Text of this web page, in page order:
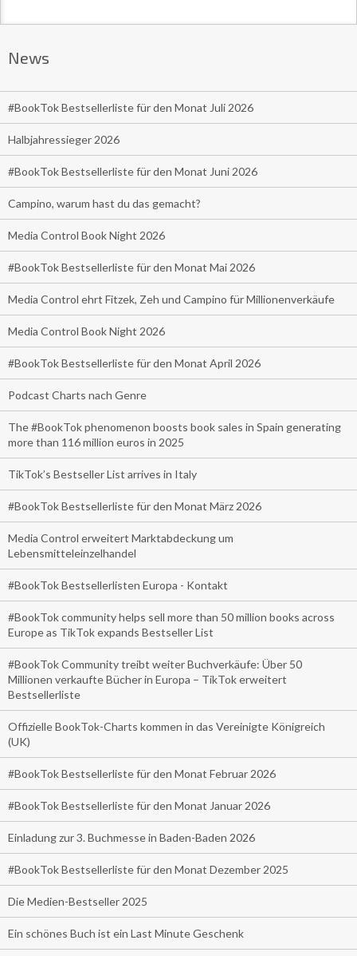
News
#BookTok Bestsellerliste für den Monat Juli 2026
Halbjahressieger 2026
#BookTok Bestsellerliste für den Monat Juni 2026
Campino, warum hast du das gemacht?
Media Control Book Night 2026
#BookTok Bestsellerliste für den Monat Mai 2026
Media Control ehrt Fitzek, Zeh und Campino für Millionenverkäufe
Media Control Book Night 2026
#BookTok Bestsellerliste für den Monat April 2026
Podcast Charts nach Genre
The #BookTok phenomenon boosts book sales in Spain generating
more than 116 million euros in 2025
TikTok’s Bestseller List arrives in Italy
#BookTok Bestsellerliste für den Monat März 2026
Media Control erweitert Marktabdeckung um
Lebensmitteleinzelhandel
#BookTok Bestsellerlisten Europa - Kontakt
#BookTok community helps sell more than 50 million books across
Europe as TikTok expands Bestseller List
#BookTok Community treibt weiter Buchverkäufe: Über 50
Millionen verkaufte Bücher in Europa – TikTok erweitert
Bestsellerliste
Offizielle BookTok-Charts kommen in das Vereinigte Königreich
(UK)
#BookTok Bestsellerliste für den Monat Februar 2026
#BookTok Bestsellerliste für den Monat Januar 2026
Einladung zur 3. Buchmesse in Baden-Baden 2026
#BookTok Bestsellerliste für den Monat Dezember 2025
Die Medien-Bestseller 2025
Ein schönes Buch ist ein Last Minute Geschenk